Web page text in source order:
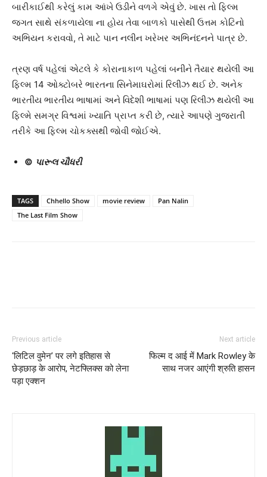
બારીકાઈથી કરેલું કામ આંખે ઉડીને વળગે એવું છે. ખાસ તો ફિલ્મ
જગત સાથે સંકળાયેલા ના હોય તેવા બાળકો પાસેથી ઉત્તમ કોટિનો
અભિયન કરાવવો, તે માટે પાન નલીન ખરેખર અભિનંદનને પાત્ર છે.
ત્રણ વર્ષ પહેલાં એટલે કે કોરાનાકાળ પહેલાં બનીને તૈયાર થયેલી આ
ફિલ્મ 14 ઓક્ટોબરે ભારતના સિનેમાઘરોમાં રિલીઝ થઈ છે. અનેક
ભારતીય ભારતીય ભાષામાં અને વિદેશી ભાષામાં પણ રિલીઝ થયેલી આ
ફિલ્મે સમગ્ર વિશ્વમાં ખ્યાતિ પ્રાપ્ત કરી છે, ત્યારે આપણે ગુજરાતી
તરીકે આ ફિલ્મ ચોકક્સથી જોવી જોઈએ.
© પારૂલ ચૌધરી
TAGS Chhello Show movie review
Pan Nalin
The Last Film Show
Previous article
‘लिटिल वुमेन’ पर लगे इतिहास से
छेड़छाड़ के आरोप, नेटफ्लिक्स को लेना
पड़ा एक्‍शन
Next article
फिल्‍म द आई में Mark Rowley के
साथ नजर आएंगी श्रुति हासन